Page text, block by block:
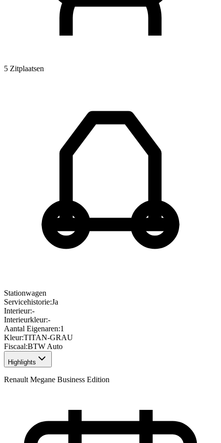
5 Zitplaatsen
Stationwagen
Servicehistorie:Ja
Interieur:-
Interieurkleur:-
Aantal Eigenaren:1
Kleur:TITAN-GRAU
Fiscaal:BTW Auto
Highlights
Renault Megane Business Edition